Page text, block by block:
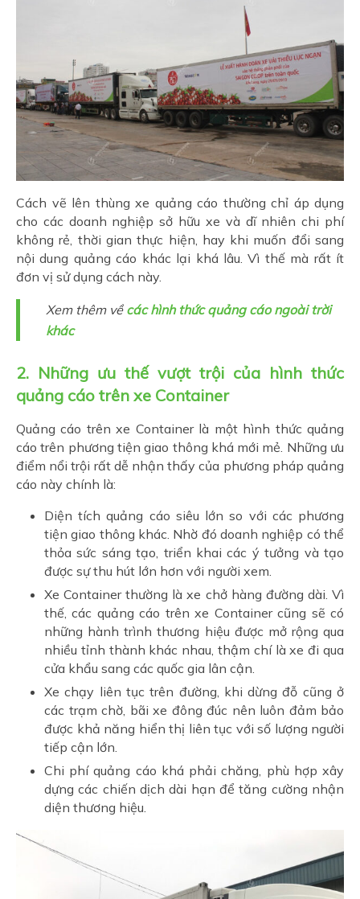
Cách vẽ lên thùng xe quảng cáo thường chỉ áp dụng
cho các doanh nghiệp sở hữu xe và dĩ nhiên chi phí
không rẻ, thời gian thực hiện, hay khi muốn đổi sang
nội dung quảng cáo khác lại khá lâu. Vì thế mà rất ít
đơn vị sử dụng cách này.
Xem thêm về các hình thức quảng cáo ngoài trời
khác
2. Những ưu thế vượt trội của hình thức
quảng cáo trên xe Container
Quảng cáo trên xe Container là một hình thức quảng
cáo trên phương tiện giao thông khá mới mẻ. Những ưu
điểm nổi trội rất dễ nhận thấy của phương pháp quảng
cáo này chính là:
Diện tích quảng cáo siêu lớn so với các phương
tiện giao thông khác. Nhờ đó doanh nghiệp có thể
thỏa sức sáng tạo, triển khai các ý tưởng và tạo
được sự thu hút lớn hơn với người xem.
Xe Container thường là xe chở hàng đường dài. Vì
thế, các quảng cáo trên xe Container cũng sẽ có
những hành trình thương hiệu được mở rộng qua
nhiều tỉnh thành khác nhau, thậm chí là xe đi qua
cửa khẩu sang các quốc gia lân cận.
Xe chạy liên tục trên đường, khi dừng đỗ cũng ở
các trạm chờ, bãi xe đông đúc nên luôn đảm bảo
được khả năng hiển thị liên tục với số lượng người
tiếp cận lớn.
Chi phí quảng cáo khá phải chăng, phù hợp xây
dựng các chiến dịch dài hạn để tăng cường nhận
diện thương hiệu.